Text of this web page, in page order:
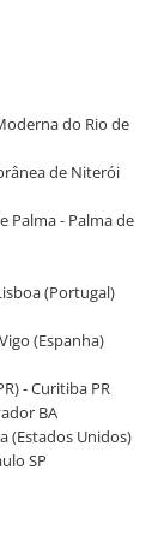
do Rio de
de Niterói
Palma - Palma de
(Portugal)
(Espanha)
- Curitiba PR
BA
(Estados Unidos)
SP